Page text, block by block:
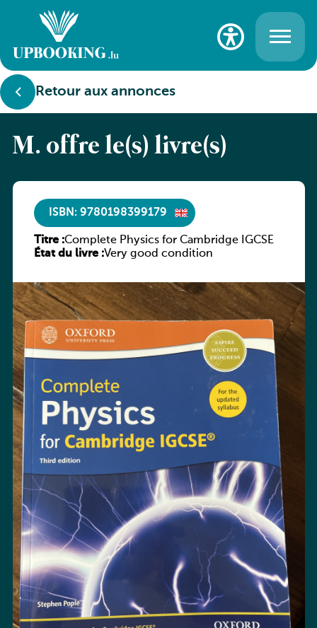
Retour aux annonces
M. offre le(s) livre(s)
ISBN: 9780198399179
Titre :Complete Physics for Cambridge IGCSE
État du livre :Very good condition